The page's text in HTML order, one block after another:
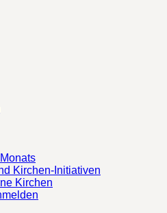
Kirchen-Initiativen
Kirchen